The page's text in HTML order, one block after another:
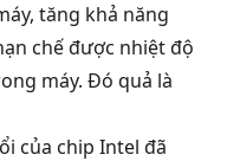
tăng khả năng
chế được nhiệt độ
máy. Đó quả là
của chip Intel đã